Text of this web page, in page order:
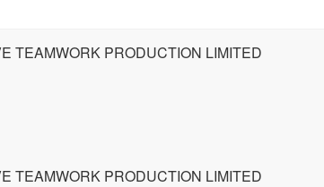
TEAMWORK PRODUCTION LIMITED
TEAMWORK PRODUCTION LIMITED